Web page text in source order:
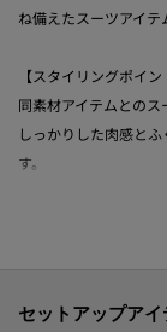
ね備えたスーツアイテ
【スタイリングポイン
同素材アイテムとのス
しっかりした肉感と
す。
テーパードパンツ：
セットアップアイ